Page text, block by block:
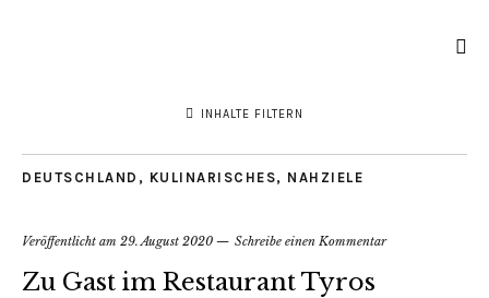
INHALTE FILTERN
DEUTSCHLAND , KULINARISCHES, NAHZIELE
Veröffentlicht am 29. August 2020 Schreibe einen Kommentar
Zu Gast im Restaurant Tyros